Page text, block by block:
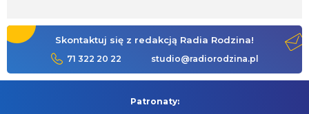
Skontaktuj się z redakcją Radia Rodzina!
71 322 20 22 studio@radiorodzina.pl
Patronaty: